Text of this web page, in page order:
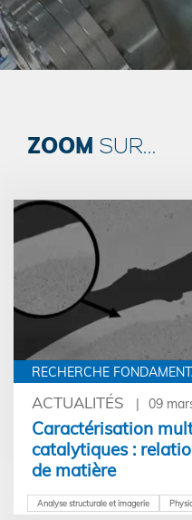
ZOOM SUR...
RECHERCHE
ACTUALITÉS 09
Caractérisation
catalytiques :
de matière
Analyse structurale et imagerie